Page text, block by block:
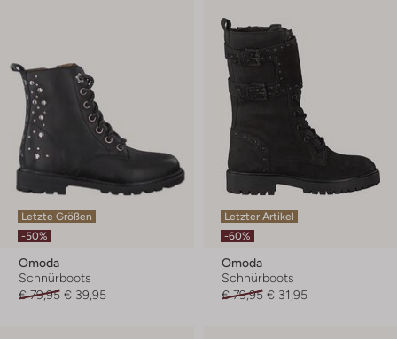
Letzte Größen
-50%
Omoda
Schnürboots
€ 79,95 € 39,95
Letzter Artikel
-60%
Omoda
Schnürboots
€ 79,95 € 31,95